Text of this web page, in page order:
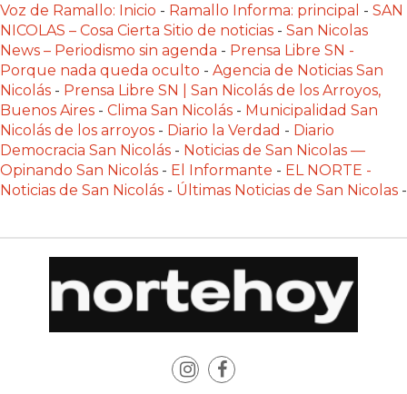
ONLINE
CON
POR
WHATSAPP
TIENDA
ONLINE
GRATIS
Voz de Ramallo: Inicio - Ramallo Informa: principal - SAN
NICOLAS – Cosa Cierta Sitio de noticias - San Nicolas
News – Periodismo sin agenda - Prensa Libre SN -
Porque nada queda oculto - Agencia de Noticias San
Nicolás - Prensa Libre SN | San Nicolás de los Arroyos,
Buenos Aires - Clima San Nicolás - Municipalidad San
Nicolás de los arroyos - Diario la Verdad - Diario
Democracia San Nicolás - Noticias de San Nicolas —
Opinando San Nicolás - El Informante - EL NORTE -
Noticias de San Nicolás - Últimas Noticias de San Nicolas -